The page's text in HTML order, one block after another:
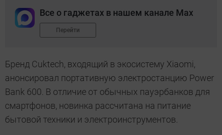
Все о гаджетах в нашем канале Max
Перейти
Бренд Cuktech, входящий в экосистему Xiaomi,
анонсировал портативную электростанцию Power
Bank 600. В отличие от обычных пауэрбанков для
смартфонов, новинка рассчитана на питание
бытовой техники и электроинструментов.